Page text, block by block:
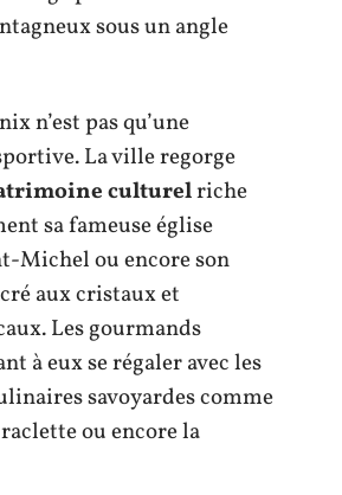
sous un angle
n’est pas qu’une
La ville regorge
culturelriche
sa fameuse église
Michel ou encore son
aux cristaux et
Les gourmands
à eux se régaler avec les
savoyardes comme
ou encore la